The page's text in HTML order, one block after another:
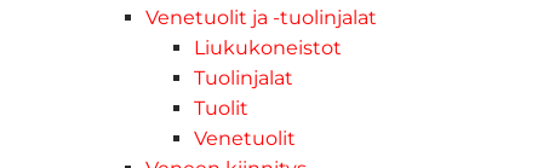
Venetuolit ja -tuolinjalat
Liukukoneistot
Tuolinjalat
Tuolit
Venetuolit